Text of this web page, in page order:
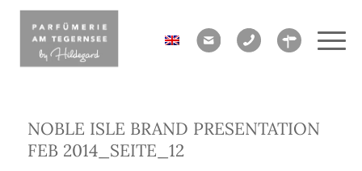
NOBLE ISLE BRAND PRESENTATION
FEB 2014_SEITE_12